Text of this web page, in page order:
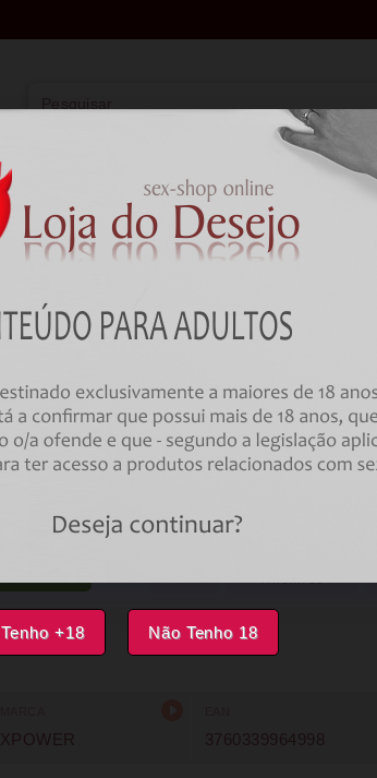
Tenho +18 Não Tenho 18
Lingerie Farmácia
CÁPSULAS ESTIMULANTE
EXPRESS TREATMENT 10 DAYS
STAMINA 20
FAVORITOS
XPOWER 3760339964998